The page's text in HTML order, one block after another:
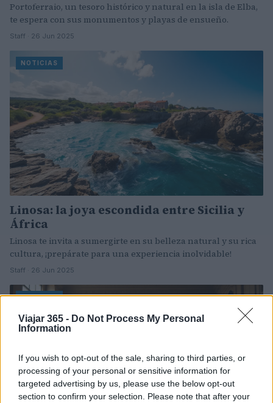
Viajar 365 - Do Not Process My Personal
Information
If you wish to opt-out of the sale, sharing to third parties, or
processing of your personal or sensitive information for
targeted advertising by us, please use the below opt-out
section to confirm your selection. Please note that after your
Portoferraio, un tesoro histórico y natural en la isla de Elba,
te espera con sus monumentos y playas de ensueño.
Staff · 26 Jun 2025
NOTICIAS
Linosa: la joya escondida entre Sicilia y
África
Linosa te invita a sumergirte en su belleza natural y su rica
cultura, ¡prepárate para una experiencia inolvidable!
Staff · 26 Jun 2025
NOTICIAS